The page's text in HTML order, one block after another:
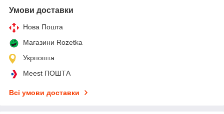
Умови доставки
Нова Пошта
Магазини Rozetka
Укрпошта
Meest ПОШТА
Всі умови доставки